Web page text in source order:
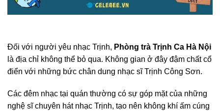
Đối với người yêu nhạc Trịnh, Phòng trà Trịnh Ca Hà Nội
là địa chỉ không thể bỏ qua. Không gian ở đây đậm chất cổ
điển với những bức chân dung nhạc sĩ Trịnh Công Sơn.
Các đêm nhạc tại quán thường có sự góp mặt của những
nghệ sĩ chuyên hát nhạc Trịnh, tạo nên không khí ấm cúng